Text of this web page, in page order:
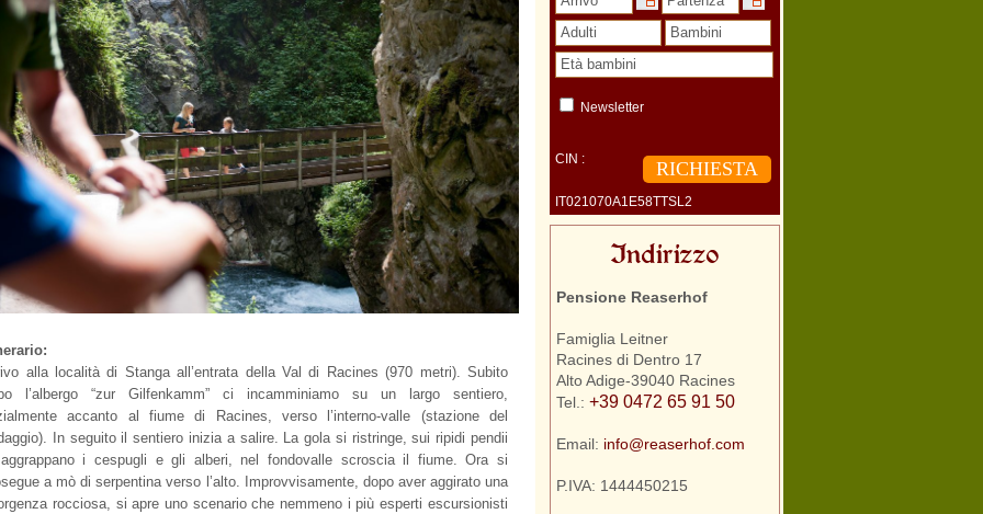
alla località di Stanga all’entrata della Val di Racines (970 metri). Subito
l’albergo “zur Gilfenkamm” ci incamminiamo su un largo sentiero,
accanto al fiume di Racines, verso l’interno-valle (stazione del
In seguito il sentiero inizia a salire. La gola si ristringe, sui ripidi pendii
i cespugli e gli alberi, nel fondovalle scroscia il fiume. Ora si
a mò di serpentina verso l’alto. Improvvisamente, dopo aver aggirato una
rocciosa, si apre uno scenario che nemmeno i più esperti escursionisti
Newsletter
CIN :
IT021070A1E58TTSL2
Indirizzo
Pensione Reaserhof
Famiglia Leitner
Racines di Dentro 17
Alto Adige-39040 Racines
Tel.:+39 0472 65 91 50
Email: info@reaserhof.com
P.IVA: 1444450215